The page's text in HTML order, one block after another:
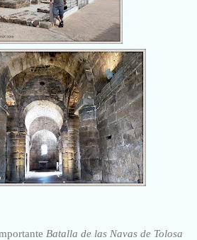
Batalla de las Navas de Tolosa